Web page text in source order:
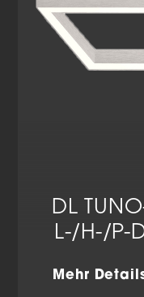
DL
L-/H-/P-
Mehr